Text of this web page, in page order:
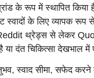
के रूप में स्थापित किया
के लिए व्यापक रूप से
Reddit थ्रेड्स से लेकर
या दंत चिकित्सा देखभाल
स्वाद सीमा, सफेद